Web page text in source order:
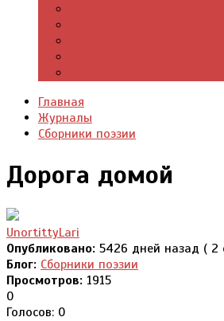
Главная
Журналы
Сборники поэзии
Дорога домой
UnortittyLari
Опубликовано: 5426 дней назад ( 2
Блог: Сборники поэзии
Просмотров: 1915
0
Голосов: 0